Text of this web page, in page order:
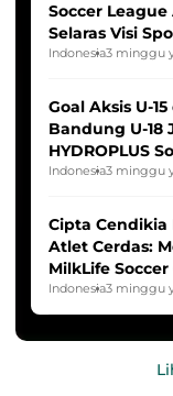
Soccer League
Selaras Visi
Indonesia3 minggu
Goal Aksis U-
Bandung U-18
HYDROPLUS
2025/2026
Indonesia3 minggu
Cipta Cendikia
Atlet Cerdas:
MilkLife
HYDROPLUS
Indonesia3 minggu